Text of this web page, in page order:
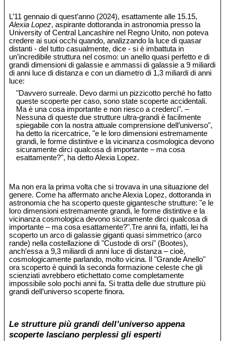
L’11 gennaio di quest’anno (2024), esattamente alle 15.15,
Alexia Lopez, aspirante dottoranda in astronomia presso la
University of Central Lancashire nel Regno Unito, non poteva
credere ai suoi occhi quando, analizzando la luce di quasar
distanti - del tutto casualmente, dice - si è imbattuta in
un’incredibile struttura nel cosmo: un anello quasi perfetto e di
grandi dimensioni di galassie e ammassi di galassie a 9 miliardi
di anni luce di distanza e con un diametro di 1,3 miliardi di anni
luce:
"Davvero surreale. Devo darmi un pizzicotto perché ho fatto
queste scoperte per caso, sono state scoperte accidentali.
Ma è una cosa importante e non riesco a crederci". –
Nessuna di queste due strutture ultra-grandi è facilmente
spiegabile con la nostra attuale comprensione dell’universo",
ha detto la ricercatrice, "e le loro dimensioni estremamente
grandi, le forme distintive e la vicinanza cosmologica devono
sicuramente dirci qualcosa di importante – ma cosa
esattamente?", ha detto Alexia Lopez.
Ma non era la prima volta che si trovava in una situazione del
genere. Come ha affermato anche Alexia Lopez, dottoranda in
astronomia che ha scoperto queste gigantesche strutture: "e le
loro dimensioni estremamente grandi, le forme distintive e la
vicinanza cosmologica devono sicuramente dirci qualcosa di
importante – ma cosa esattamente?".Tre anni fa, infatti, lei ha
scoperto un arco di galassie giganti quasi simmetrico (arco
rande) nella costellazione di "Custode di orsi" (Bootes),
anch’essa a 9,3 miliardi di anni luce di distanza – cioè,
cosmologicamente parlando, molto vicina. Il "Grande Anello"
ora scoperto è quindi la seconda formazione celeste che gli
scienziati avrebbero etichettato come completamente
impossibile solo pochi anni fa. Si tratta delle due strutture più
grandi dell’universo scoperte finora.
Le strutture più grandi dell’universo appena
scoperte lasciano perplessi gli esperti